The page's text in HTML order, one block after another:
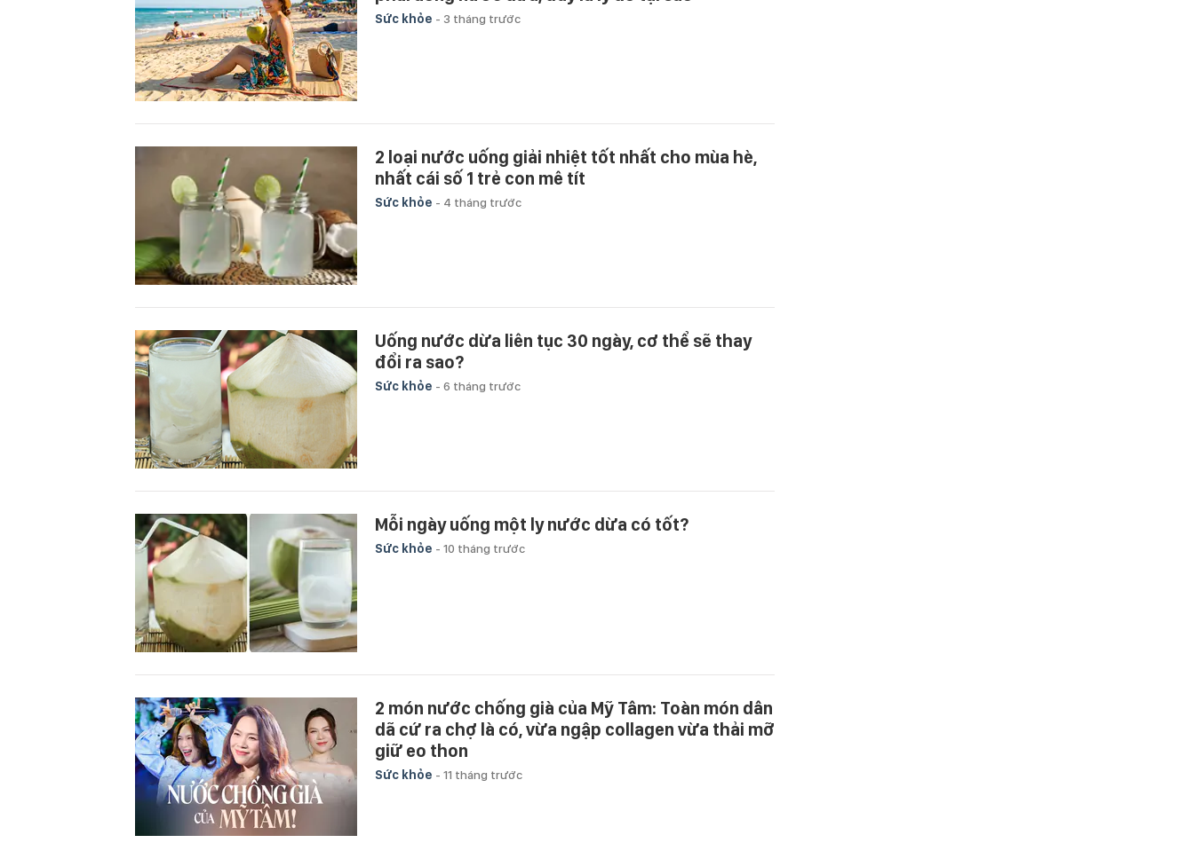
Sức khỏe - 3 tháng trước
2 loại nước uống giải nhiệt tốt nhất cho mùa hè,
nhất cái số 1 trẻ con mê tít
Sức khỏe - 4 tháng trước
Uống nước dừa liên tục 30 ngày, cơ thể sẽ thay
đổi ra sao?
Sức khỏe - 6 tháng trước
Mỗi ngày uống một ly nước dừa có tốt?
Sức khỏe - 10 tháng trước
2 món nước chống già của Mỹ Tâm: Toàn món dân
dã cứ ra chợ là có, vừa ngập collagen vừa thải mỡ
giữ eo thon
Sức khỏe - 11 tháng trước